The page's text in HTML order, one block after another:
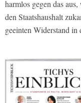
harmlos gegen das
den Staatshaushalt
geeinten Widerstand